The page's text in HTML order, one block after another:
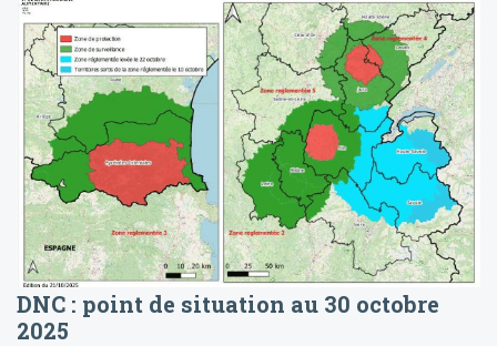
DNC : point de situation au 30 octobre
2025